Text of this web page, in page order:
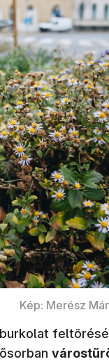
Kép: Merész